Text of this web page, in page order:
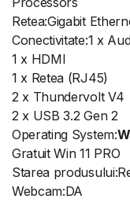
Retea:Gigabit
Conectivitate:1 x
1 x HDMI
1 x Retea (RJ45)
2 x Thundervolt V4
2 x USB 3.2 Gen 2
Operating System:
Gratuit Win 11 PRO
Starea
Webcam:DA